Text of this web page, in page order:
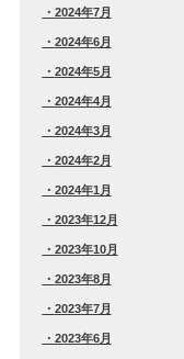
2024年7月
2024年6月
2024年5月
2024年4月
2024年3月
2024年2月
2024年1月
2023年12月
2023年10月
2023年8月
2023年7月
2023年6月